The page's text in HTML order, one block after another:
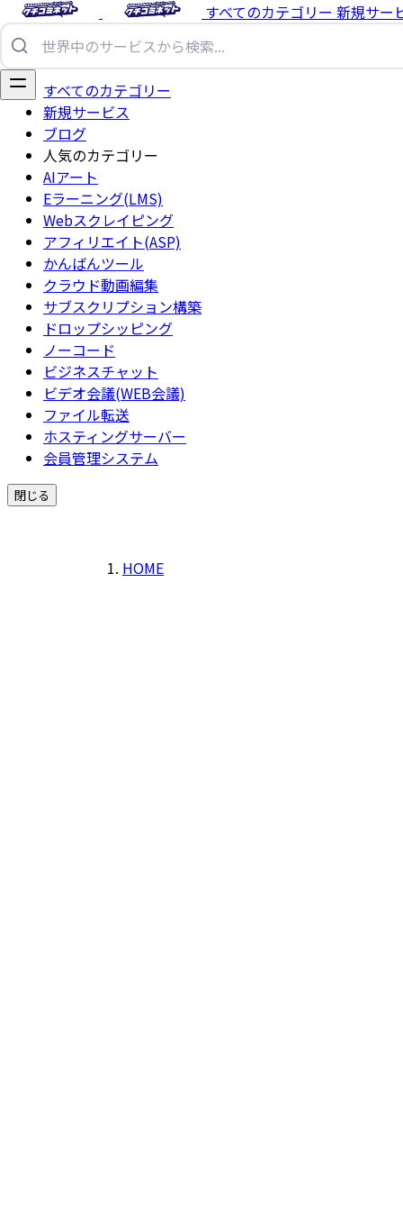
すべてのカテゴリー 新規サー
すべてのカテゴリー
新規サービス
ブログ
人気のカテゴリー
AIアート
Eラーニング(LMS)
Webスクレイピング
アフィリエイト(ASP)
かんばんツール
クラウド動画編集
サブスクリプション構築
ドロップシッピング
ノーコード
ビジネスチャット
ビデオ会議(WEB会議)
ファイル転送
ホスティングサーバー
会員管理システム
閉じる
HOME